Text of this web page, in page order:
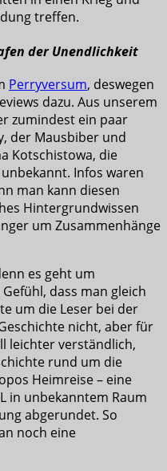
treffen.
der Unendlichkeit
Perryversum, deswegen
dazu. Aus unserem
zumindest ein paar
der Mausbiber und
Kotschistowa, die
Infos waren
man kann diesen
Hintergrundwissen
um Zusammenhänge
es geht um
dass man gleich
um die Leser bei der
nicht, aber für
leichter verständlich,
rund um die
Heimreise – eine
in unbekanntem Raum
abgerundet. So
noch eine